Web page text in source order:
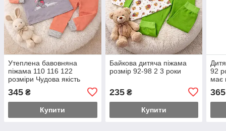
Утеплена бавовняна
піжама 110 116 122
розміри Чудова якість
345 ₴
Купити
Байкова дитяча піжама
розмір 92-98 2 3 роки
235₴
Купити
92
має
365